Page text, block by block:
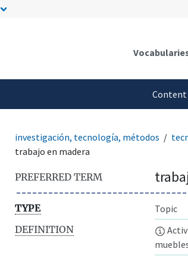
Content
investigación, tecnología, métodos
trabajo en madera
PREFERRED TERM
TYPE
Topic
DEFINITION